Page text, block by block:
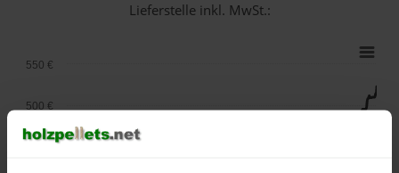
Lieferstelle inkl. MwSt.:
500 €
550 €